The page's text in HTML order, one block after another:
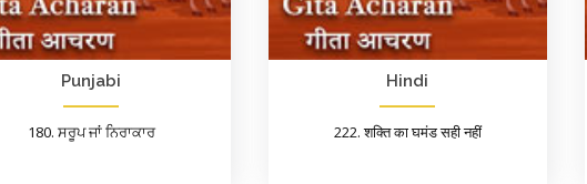
Punjabi
180. ਸਰੂਪ ਜਾਂ ਨਿਰਾਕਾਰ
Hindi
222. शक्ति का घमंड सही नहीं